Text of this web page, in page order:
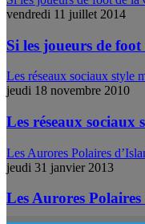
vendredi 11 juillet 2014
Si les joueurs de
Les réseaux sociaux style
jeudi 18 novembre 2010
Les réseaux sociaux
Les Aurores Polaires
jeudi 31 janvier 2013
Les Aurores Polaires